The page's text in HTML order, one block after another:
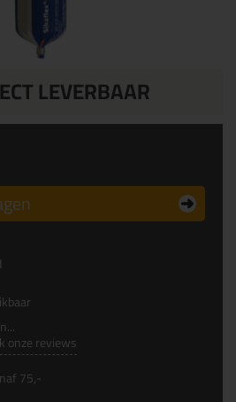
LEVERBAAR
onze reviews
75,-